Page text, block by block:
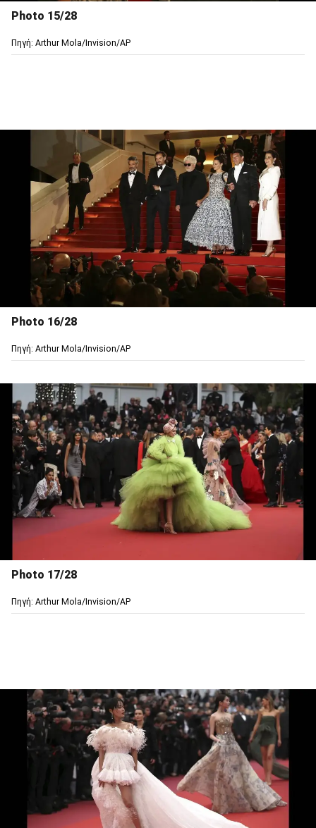
Photo 15/28
Πηγή: Arthur Mola/Invision/AP
Photo 16/28
Πηγή: Arthur Mola/Invision/AP
Photo 17/28
Πηγή: Arthur Mola/Invision/AP